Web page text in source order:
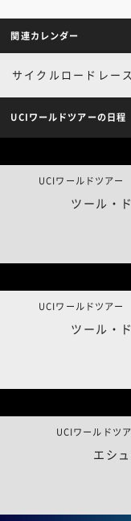
関連カレンダー
サイクルロードレース
UCIワールドツアーの日程
ツール・
UCIワールドツア
ツール・
UCIワールドツア
エシ
UCIワールドツ